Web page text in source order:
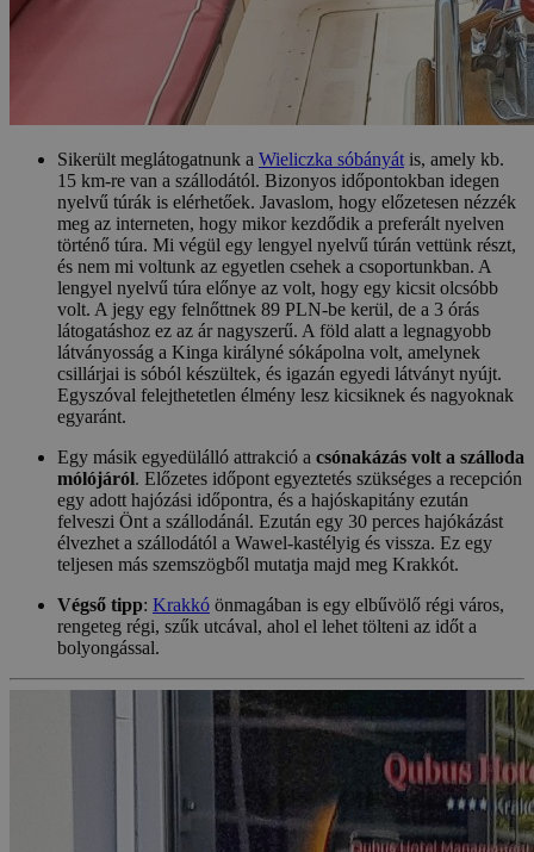
Sikerült meglátogatnunk a Wieliczka sóbányát is, amely kb.
15 km-re van a szállodától. Bizonyos időpontokban idegen
nyelvű túrák is elérhetőek. Javaslom, hogy előzetesen nézzék
meg az interneten, hogy mikor kezdődik a preferált nyelven
történő túra. Mi végül egy lengyel nyelvű túrán vettünk részt,
és nem mi voltunk az egyetlen csehek a csoportunkban. A
lengyel nyelvű túra előnye az volt, hogy egy kicsit olcsóbb
volt. A jegy egy felnőttnek 89 PLN-be kerül, de a 3 órás
látogatáshoz ez az ár nagyszerű. A föld alatt a legnagyobb
látványosság a Kinga királyné sókápolna volt, amelynek
csillárjai is sóból készültek, és igazán egyedi látványt nyújt.
Egyszóval felejthetetlen élmény lesz kicsiknek és nagyoknak
egyaránt.
Egy másik egyedülálló attrakció a csónakázás volt a szálloda
mólójáról. Előzetes időpont egyeztetés szükséges a recepción
egy adott hajózási időpontra, és a hajóskapitány ezután
felveszi Önt a szállodánál. Ezután egy 30 perces hajókázást
élvezhet a szállodától a Wawel-kastélyig és vissza. Ez egy
teljesen más szemszögből mutatja majd meg Krakkót.
Végső tipp: Krakkó önmagában is egy elbűvölő régi város,
rengeteg régi, szűk utcával, ahol el lehet tölteni az időt a
bolyongással.